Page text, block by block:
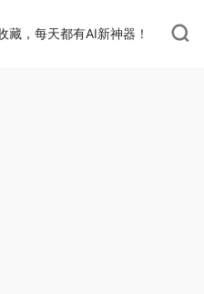
，每天都有AI新神器！